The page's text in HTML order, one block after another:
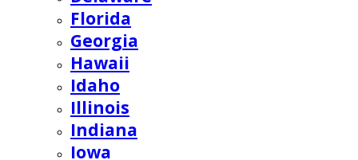
Florida
Georgia
Hawaii
Idaho
Illinois
Indiana
Iowa